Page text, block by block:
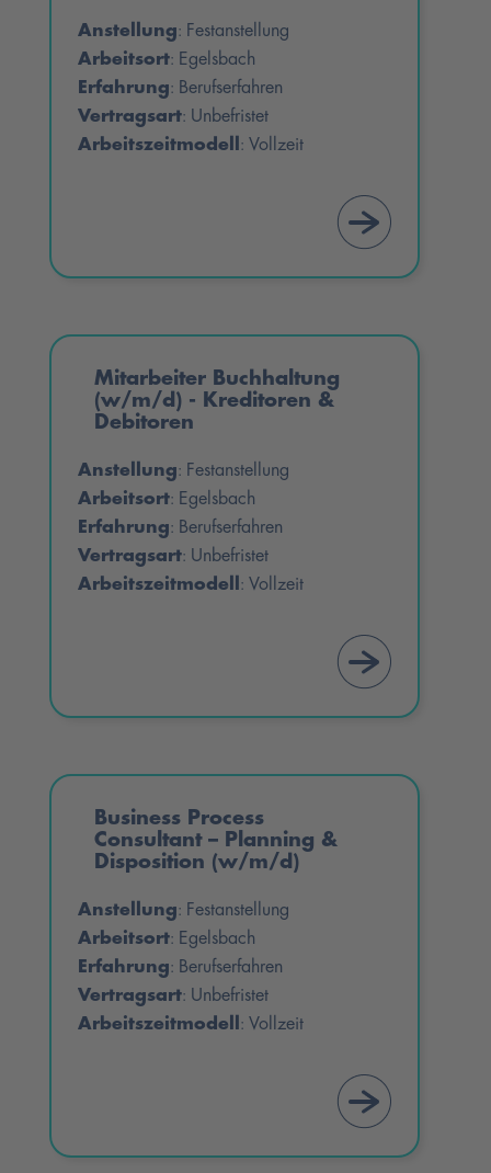
Anstellung: Festanstellung
Arbeitsort: Egelsbach
Erfahrung: Berufserfahren
Vertragsart: Unbefristet
Arbeitszeitmodell
: Vollzeit
Mitarbeiter Buchhaltung
(w/m/d) - Kreditoren &
Debitoren
Anstellung: Festanstellung
Arbeitsort: Egelsbach
Erfahrung: Berufserfahren
Vertragsart: Unbefristet
Arbeitszeitmodell
: Vollzeit
Business Process
Consultant – Planning &
Disposition (w/m/d)
Anstellung: Festanstellung
Arbeitsort: Egelsbach
Erfahrung: Berufserfahren
Vertragsart: Unbefristet
Arbeitszeitmodell
: Vollzeit